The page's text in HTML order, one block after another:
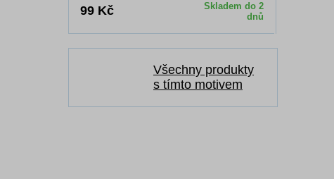
99 Kč
Skladem do 2
dnů
Všechny produkty
s tímto motivem